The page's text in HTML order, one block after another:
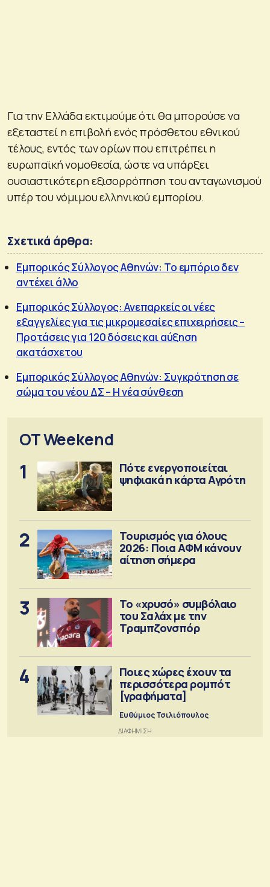
Για την Ελλάδα εκτιμούμε ότι θα μπορούσε να
εξεταστεί η επιβολή ενός πρόσθετου εθνικού
τέλους, εντός των ορίων που επιτρέπει η
ευρωπαϊκή νομοθεσία, ώστε να υπάρξει
ουσιαστικότερη εξισορρόπηση του ανταγωνισμού
υπέρ του νόμιμου ελληνικού εμπορίου.
Σχετικά άρθρα:
Εμπορικός Σύλλογος Αθηνών: Το εμπόριο δεν
αντέχει άλλο
Εμπορικός Σύλλογος: Ανεπαρκείς οι νέες
εξαγγελίες για τις μικρομεσαίες επιχειρήσεις –
Προτάσεις για 120 δόσεις και αύξηση
ακατάσχετου
Εμπορικός Σύλλογος Αθηνών: Συγκρότηση σε
σώμα του νέου ΔΣ – Η νέα σύνθεση
OT Weekend
1
Πότε ενεργοποιείται
ψηφιακά η κάρτα Αγρότη
2
Τουρισμός για όλους
2026: Ποια ΑΦΜ κάνουν
αίτηση σήμερα
3
Το «χρυσό» συμβόλαιο
του Σαλάχ με την
Τραμπζονσπόρ
4
Ποιες χώρες έχουν τα
περισσότερα ρομπότ
[γραφήματα]
Ευθύμιος Τσιλιόπουλος